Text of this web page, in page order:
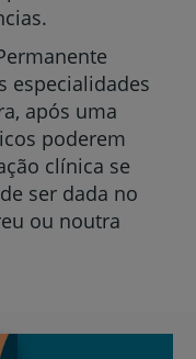
especialidades
após uma
poderem
clínica se
ser dada no
ou noutra